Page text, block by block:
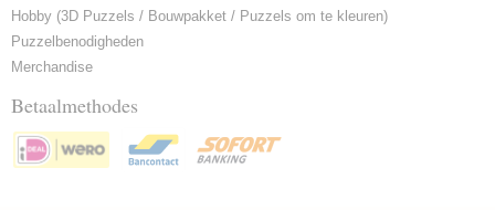
Hobby (3D Puzzels / Bouwpakket / Puzzels om te kleuren)
Puzzelbenodigheden
Merchandise
Betaalmethodes